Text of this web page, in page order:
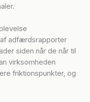
adfærdsrapporter
siden når de når til
virksomheden
friktionspunkter, og